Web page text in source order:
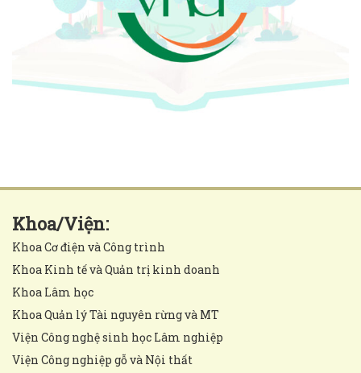
Khoa/Viện:
Khoa Cơ điện và Công trình
Khoa Kinh tế và Quản trị kinh doanh
Khoa Lâm học
Khoa Quản lý Tài nguyên rừng và MT
Viện Công nghệ sinh học Lâm nghiệp
Viện Công nghiệp gỗ và Nội thất